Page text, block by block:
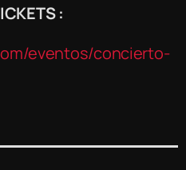
:
eventos/concierto-